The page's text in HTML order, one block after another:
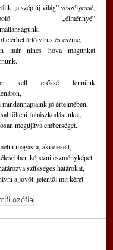
„a szép új világ” veszélyessé,
„élménnyé”
elérhet ártó vírus és eszme,
már nincs hova magunkat
kell erőssé lennünk
jó értelmében,
tölteni fohászkodásunkat,
megújítva emberséget.
magasra, aki elesett,
képezni eszményképet,
szükséges határokat,
a jövőt: jelentől mit kéret.
filozófia